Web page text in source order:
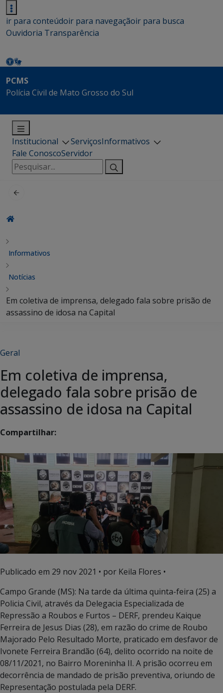
ir para conteúdoir para navegaçãoir para busca
Ouvidoria Transparência
PCMS
Polícia Civil de Mato Grosso do Sul
Institucional ServiçosInformativos
Fale ConoscoServidor
Pesquisar
por:
Informativos
Notícias
Em coletiva de imprensa, delegado fala sobre prisão de
assassino de idosa na Capital
Geral
Em coletiva de imprensa,
delegado fala sobre prisão de
assassino de idosa na Capital
Compartilhar:
Publicado em 29 nov 2021 • por Keila Flores •
Campo Grande (MS): Na tarde da última quinta-feira (25) a
Policia Civil, através da Delegacia Especializada de
Repressão a Roubos e Furtos – DERF, prendeu Kaique
Ferreira de Jesus Dias (28), em razão do crime de Roubo
Majorado Pelo Resultado Morte, praticado em desfavor de
Ivonete Ferreira Brandão (64), delito ocorrido na noite de
08/11/2021, no Bairro Moreninha II. A prisão ocorreu em
decorrência de mandado de prisão preventiva, oriundo de
Representação postulada pela DERF.